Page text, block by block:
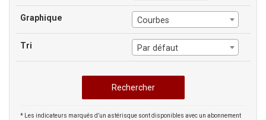
Graphique Courbes
Tri Par défaut
* Les indicateurs marqués d’un astérisque sont disponibles avec un abonnement